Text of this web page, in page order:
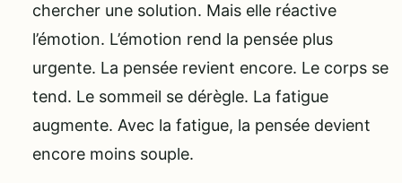
chercher une solution. Mais elle réactive
l’émotion. L’émotion rend la pensée plus
urgente. La pensée revient encore. Le corps se
tend. Le sommeil se dérègle. La fatigue
augmente. Avec la fatigue, la pensée devient
encore moins souple.